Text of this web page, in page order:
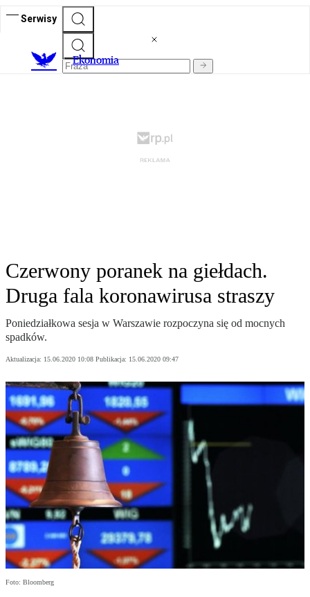
Serwisy
Ekonomia
Czerwony poranek na giełdach.
Druga fala koronawirusa straszy
Poniedziałkowa sesja w Warszawie rozpoczyna się od mocnych
spadków.
Aktualizacja: 15.06.2020 10:08 Publikacja: 15.06.2020 09:47
Foto: Bloomberg